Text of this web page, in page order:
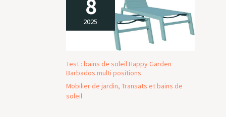
détendre et moins
de temps à
assembler. En
quelques étapes
coin de paradis avec
notre mobilier de
jardin. Invitez vos
8
2025
Test : bains de soleil Happy Garden
Barbados multi positions
Mobilier de jardin, Transats et bains de
soleil